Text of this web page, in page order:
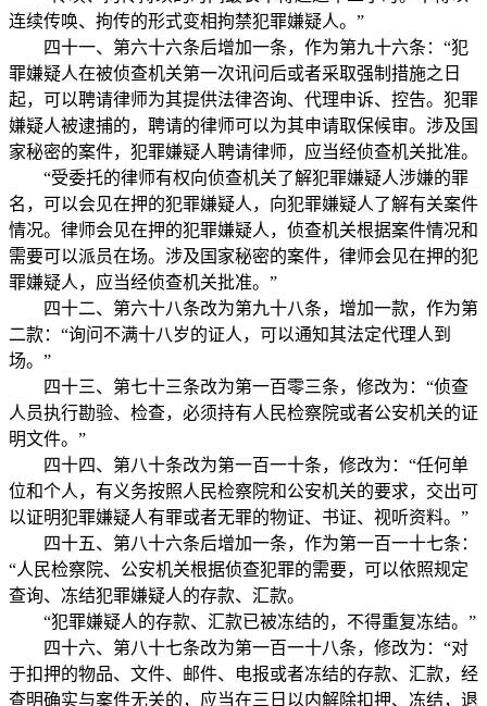
连续传唤、拘传的形式变相拘禁犯罪嫌疑人。”
四十一、第六十六条后增加一条，作为第九十六条：“犯
罪嫌疑人在被侦查机关第一次讯问后或者采取强制措施之日
起，可以聘请律师为其提供法律咨询、代理申诉、控告。犯罪
嫌疑人被逮捕的，聘请的律师可以为其申请取保候审。涉及国
家秘密的案件，犯罪嫌疑人聘请律师，应当经侦查机关批准。
“受委托的律师有权向侦查机关了解犯罪嫌疑人涉嫌的罪
名，可以会见在押的犯罪嫌疑人，向犯罪嫌疑人了解有关案件
情况。律师会见在押的犯罪嫌疑人，侦查机关根据案件情况和
需要可以派员在场。涉及国家秘密的案件，律师会见在押的犯
罪嫌疑人，应当经侦查机关批准。”
四十二、第六十八条改为第九十八条，增加一款，作为第
二款：“询问不满十八岁的证人，可以通知其法定代理人到
场。”
四十三、第七十三条改为第一百零三条，修改为：“侦查
人员执行勘验、检查，必须持有人民检察院或者公安机关的证
明文件。”
四十四、第八十条改为第一百一十条，修改为：“任何单
位和个人，有义务按照人民检察院和公安机关的要求，交出可
以证明犯罪嫌疑人有罪或者无罪的物证、书证、视听资料。”
四十五、第八十六条后增加一条，作为第一百一十七条：
“人民检察院、公安机关根据侦查犯罪的需要，可以依照规定
查询、冻结犯罪嫌疑人的存款、汇款。
“犯罪嫌疑人的存款、汇款已被冻结的，不得重复冻结。”
四十六、第八十七条改为第一百一十八条，修改为：“对
于扣押的物品、文件、邮件、电报或者冻结的存款、汇款，经
查明确实与案件无关的，应当在三日以内解除扣押、冻结，退